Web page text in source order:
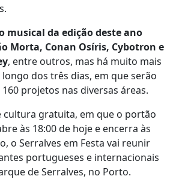
musical da edição deste ano
Morta, Conan Osíris, Cybotron e
, entre outros, mas há muito mais
dos três dias, em que serão
projetos nas diversas áreas.
cultura gratuita, em que o portão
às 18:00 de hoje e encerra às
o Serralves em Festa vai reunir
portugueses e internacionais
de Serralves, no Porto.